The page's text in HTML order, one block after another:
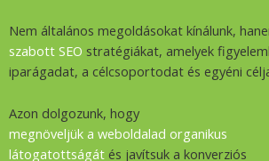
Nem általános megoldásokat kínálunk,
szabott SEO stratégiákat, amelyek
iparágadat, a célcsoportodat és egyéni
Azon dolgozunk, hogy
megnöveljük a weboldalad organikus
látogatottságát és javítsuk a konverziós